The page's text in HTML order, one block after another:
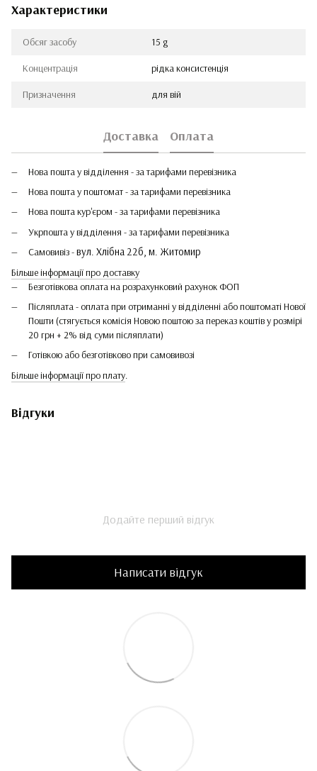
Характеристики
Обсяг засобу 15 g
Концентрація рідка консистенція
Призначення для вій
Доставка Оплата
Нова пошта у відділення - за тарифами перевізника
Нова пошта у поштомат - за тарифами перевізника
Нова пошта кур'єром - за тарифами перевізника
Укрпошта у відділення - за тарифами перевізника
Самовивіз -вул. Хлібна 22б, м. Житомир
Більше інформації про доставку
Безготівкова оплата на розрахунковий рахунок ФОП
Післяплата - оплата при отриманні у відділенні або поштоматі Нової
Пошти (стягується комісія Новою поштою за переказ коштів у розмірі
20 грн + 2% від суми післяплати)
Готівкою або безготівково при самовивозі
Більше інформації про плату.
Відгуки
Додайте перший відгук
Написати відгук